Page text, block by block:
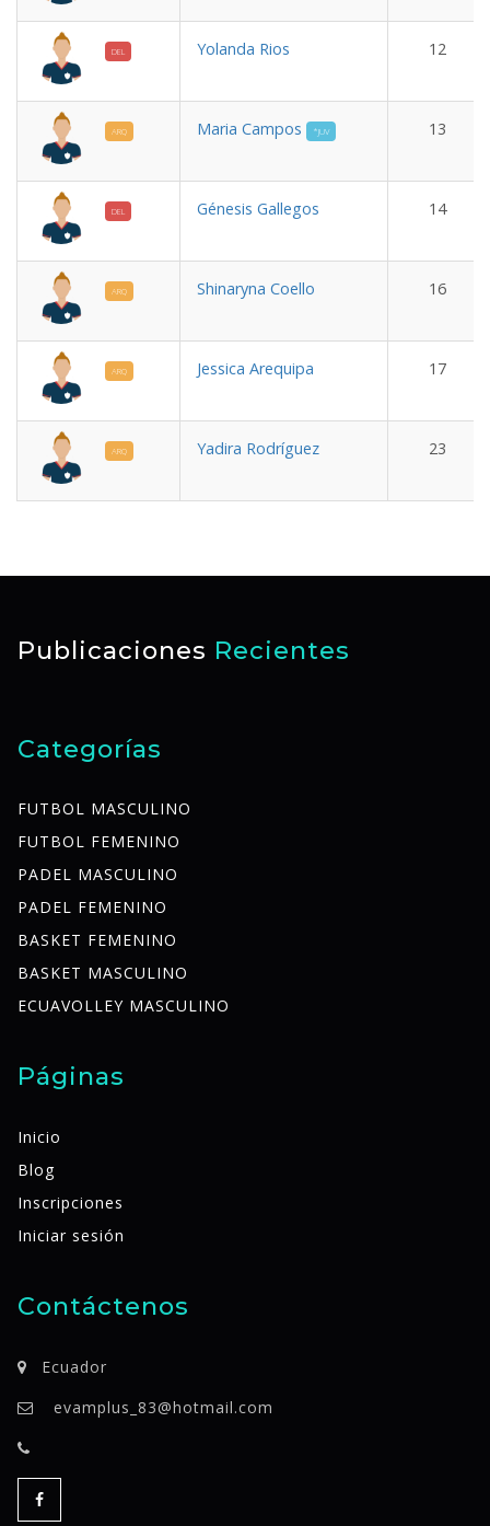
DEL Yolanda Rios 12
ARQ Maria Campos *JUV 13
DEL Génesis Gallegos 14
ARQ Shinaryna Coello 16
ARQ Jessica Arequipa 17
ARQ Yadira Rodríguez 23
Publicaciones Recientes
Categorías
FUTBOL MASCULINO
FUTBOL FEMENINO
PADEL MASCULINO
PADEL FEMENINO
BASKET FEMENINO
BASKET MASCULINO
ECUAVOLLEY MASCULINO
Páginas
Inicio
Blog
Inscripciones
Iniciar sesión
Contáctenos
Ecuador
evamplus_83@hotmail.com